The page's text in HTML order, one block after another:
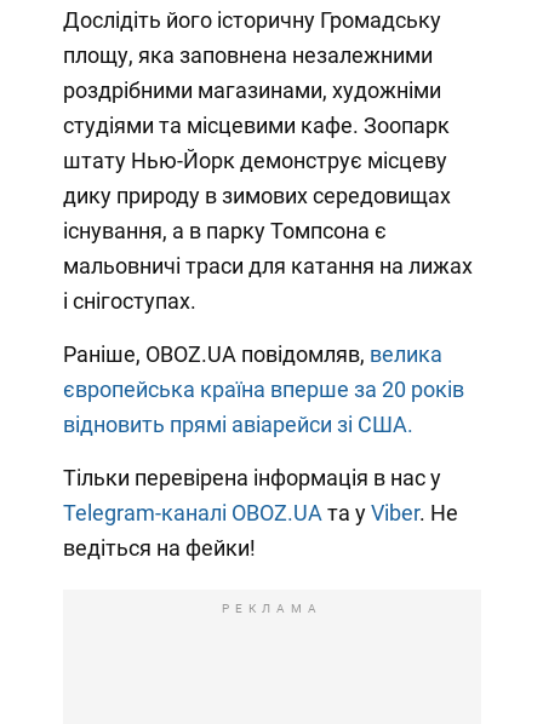
Дослідіть його історичну Громадську
площу, яка заповнена незалежними
роздрібними магазинами, художніми
студіями та місцевими кафе. Зоопарк
штату Нью-Йорк демонструє місцеву
дику природу в зимових середовищах
існування, а в парку Томпсона є
мальовничі траси для катання на лижах
і снігоступах.
Раніше, OBOZ.UA повідомляв, велика
європейська країна вперше за 20 років
відновить прямі авіарейси зі США.
Тільки перевірена інформація в нас у
Telegram-каналі OBOZ.UA та уViber. Не
ведіться на фейки!
РЕКЛАМА